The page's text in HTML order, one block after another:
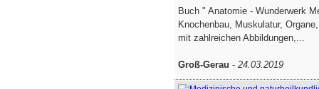
Buch " Anatomie - Wunderwerk
Knochenbau, Muskulatur,
mit zahlreichen Abbildungen,...
Groß-Gerau - 24.03.2019